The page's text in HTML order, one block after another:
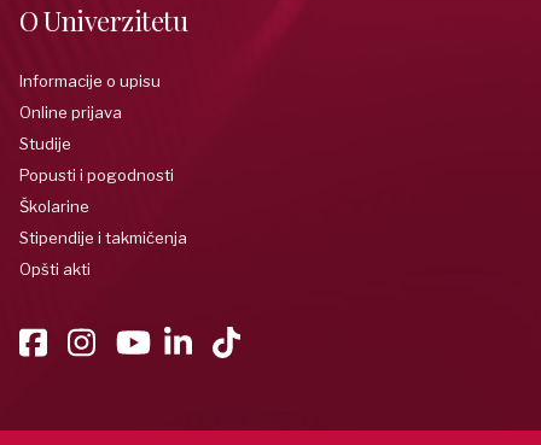
O Univerzitetu
Informacije o upisu
Online prijava
Studije
Popusti i pogodnosti
Školarine
Stipendije i takmičenja
Opšti akti